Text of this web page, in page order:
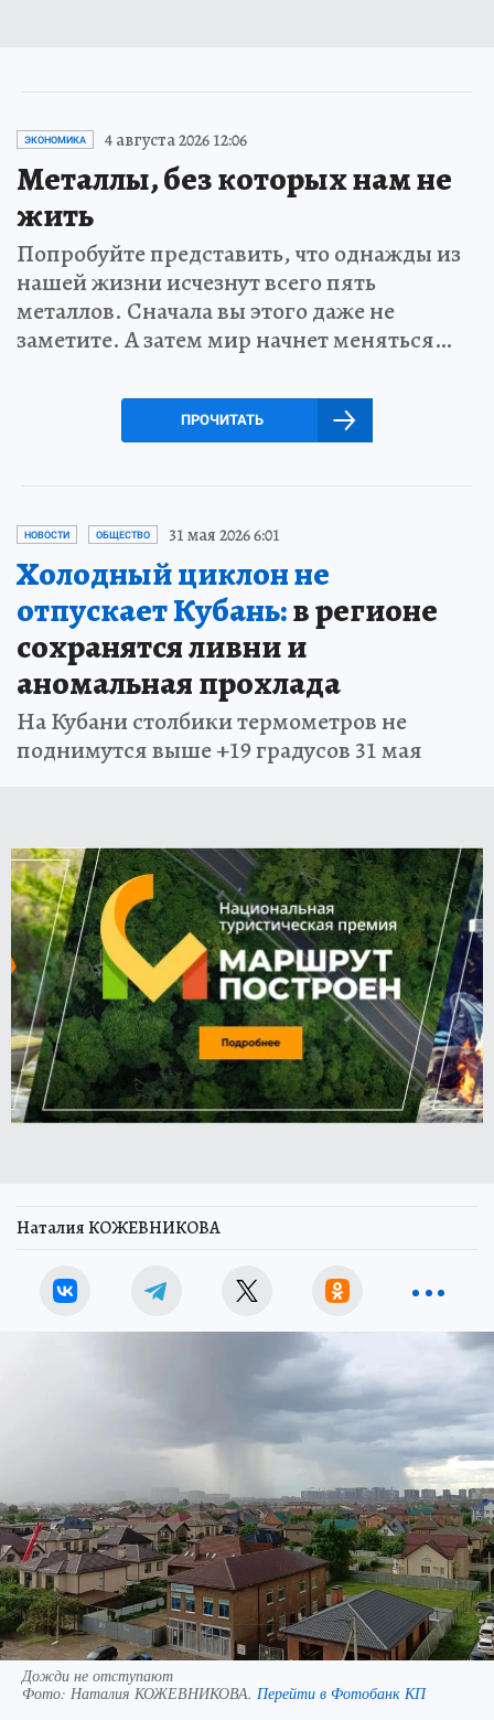
ЭКОНОМИКА 4 августа 2026 12:06
Металлы, без которых нам не
жить
Попробуйте представить, что однажды из
нашей жизни исчезнут всего пять
металлов. Сначала вы этого даже не
заметите. А затем мир начнет меняться…
ПРОЧИТАТЬ
НОВОСТИ ОБЩЕСТВО 31 мая 2026 6:01
Холодный циклон не
отпускает Кубань:в регионе
сохранятся ливни и
аномальная прохлада
На Кубани столбики термометров не
поднимутся выше +19 градусов 31 мая
Наталия КОЖЕВНИКОВА
Дожди не отступают
Фото: Наталия КОЖЕВНИКОВА. Перейти в Фотобанк КП